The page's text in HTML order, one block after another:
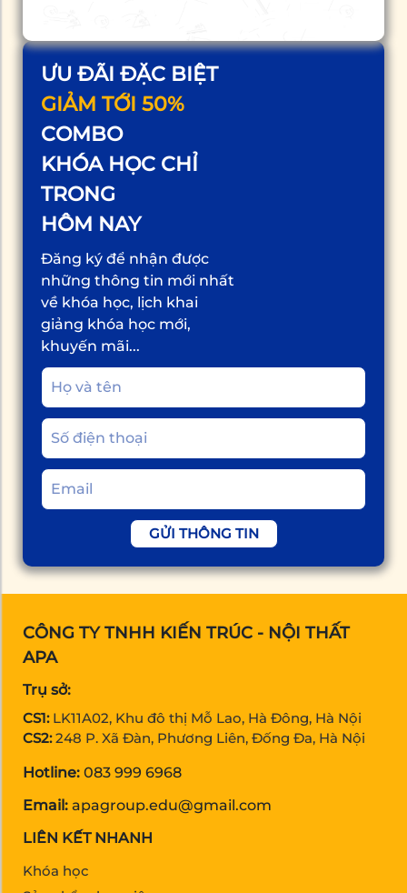
ƯU ĐÃI ĐẶC BIỆT
GIẢM TỚI 50%
COMBO
KHÓA HỌC CHỈ
TRONG
HÔM NAY
Đăng ký để nhận được
những thông tin mới nhất
về khóa học, lịch khai
giảng khóa học mới,
khuyến mãi...
GỬI THÔNG TIN
CÔNG TY TNHH KIẾN TRÚC - NỘI THẤT
APA
Trụ sở:
CS1: LK11A02, Khu đô thị Mỗ Lao, Hà Đông, Hà Nội
CS2: 248 P. Xã Đàn, Phương Liên, Đống Đa, Hà Nội
Hotline: 083 999 6968
Email: apagroup.edu@gmail.com
LIÊN KẾT NHANH
Khóa học